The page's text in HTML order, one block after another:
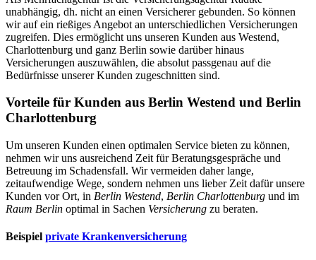
unabhängig, dh. nicht an einen Versicherer gebunden. So können
wir auf ein rießiges Angebot an unterschiedlichen Versicherungen
zugreifen. Dies ermöglicht uns unseren Kunden aus Westend,
Charlottenburg und ganz Berlin sowie darüber hinaus
Versicherungen auszuwählen, die absolut passgenau auf die
Bedürfnisse unserer Kunden zugeschnitten sind.
Vorteile für Kunden aus Berlin Westend und Berlin
Charlottenburg
Um unseren Kunden einen optimalen Service bieten zu können,
nehmen wir uns ausreichend Zeit für Beratungsgespräche und
Betreuung im Schadensfall. Wir vermeiden daher lange,
zeitaufwendige Wege, sondern nehmen uns lieber Zeit dafür unsere
Kunden vor Ort, in Berlin Westend, Berlin Charlottenburg und im
Raum Berlin optimal in Sachen Versicherung zu beraten.
Beispiel private Krankenversicherung